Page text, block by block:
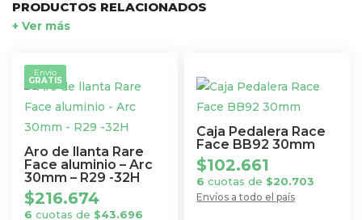
PRODUCTOS RELACIONADOS
+ Ver más
Aro de llanta Rare
Face aluminio – Arc
30mm – R29 -32H
Envío
GRATIS
$216.674
6 cuotas de $43.696
Caja Pedalera Race
Face BB92 30mm
Envíos a todo el país
$102.661
6 cuotas de $20.703